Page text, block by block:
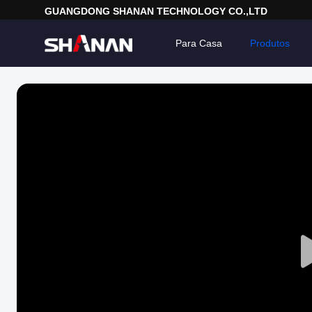
GUANGDONG SHANAN TECHNOLOGY CO.,LTD
Para Casa Produtos